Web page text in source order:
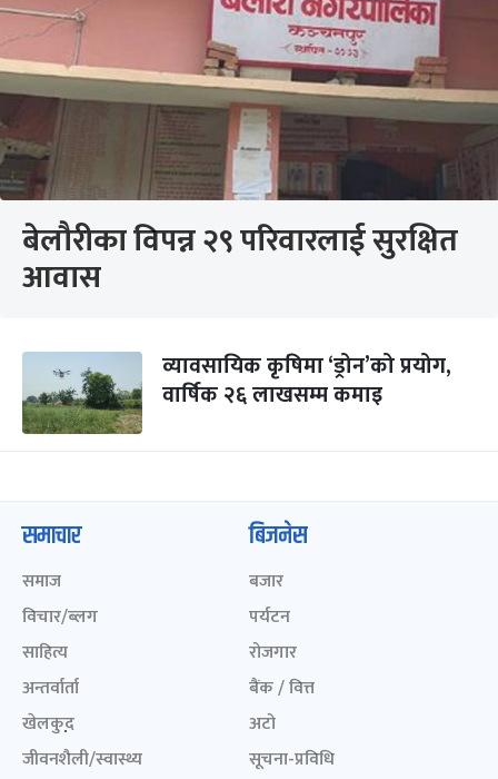
बेलौरीका विपन्न २९ परिवारलाई सुरक्षित
आवास
व्यावसायिक कृषिमा ‘ड्रोन’को प्रयोग,
वार्षिक २६ लाखसम्म कमाइ
समाचार
समाज
विचार/ब्लग
साहित्य
अन्तर्वार्ता
खेलकुद़़
जीवनशैली/स्वास्थ्य
बिजनेस
बजार
पर्यटन
रोजगार
बैंक / वित्त
अटो
सूचना-प्रविधि